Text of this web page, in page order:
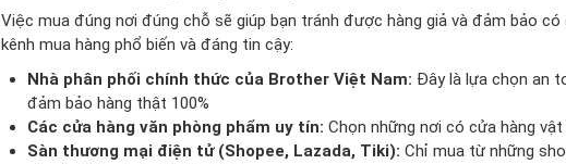
Việc mua đúng nơi đúng chỗ sẽ giúp bạn tránh được hàng giả và đảm bảo
kênh mua hàng phổ biến và đáng tin cậy:
Nhà phân phối chính thức của Brother Việt Nam: Đây là lựa chọn an
đảm bảo hàng thật 100%
Các cửa hàng văn phòng phẩm uy tín: Chọn những nơi có cửa hàng
Sàn thương mại điện tử (Shopee, Lazada, Tiki): Chỉ mua từ những